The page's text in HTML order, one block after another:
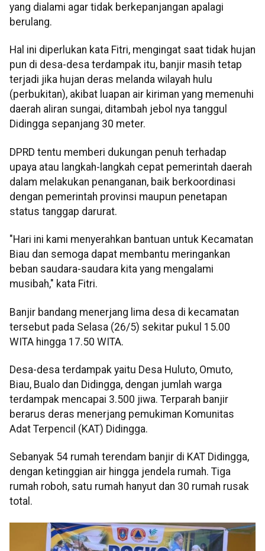
yang dialami agar tidak berkepanjangan apalagi
berulang.
Hal ini diperlukan kata Fitri, mengingat saat tidak hujan
pun di desa-desa terdampak itu, banjir masih tetap
terjadi jika hujan deras melanda wilayah hulu
(perbukitan), akibat luapan air kiriman yang memenuhi
daerah aliran sungai, ditambah jebol nya tanggul
Didingga sepanjang 30 meter.
DPRD tentu memberi dukungan penuh terhadap
upaya atau langkah-langkah cepat pemerintah daerah
dalam melakukan penanganan, baik berkoordinasi
dengan pemerintah provinsi maupun penetapan
status tanggap darurat.
"Hari ini kami menyerahkan bantuan untuk Kecamatan
Biau dan semoga dapat membantu meringankan
beban saudara-saudara kita yang mengalami
musibah," kata Fitri.
Banjir bandang menerjang lima desa di kecamatan
tersebut pada Selasa (26/5) sekitar pukul 15.00
WITA hingga 17.50 WITA.
Desa-desa terdampak yaitu Desa Huluto, Omuto,
Biau, Bualo dan Didingga, dengan jumlah warga
terdampak mencapai 3.500 jiwa. Terparah banjir
berarus deras menerjang pemukiman Komunitas
Adat Terpencil (KAT) Didingga.
Sebanyak 54 rumah terendam banjir di KAT Didingga,
dengan ketinggian air hingga jendela rumah. Tiga
rumah roboh, satu rumah hanyut dan 30 rumah rusak
total.